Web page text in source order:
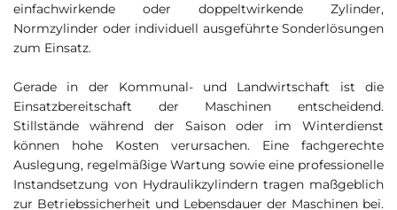
einfachwirkende oder doppeltwirkende Zylinder,
Normzylinder oder individuell ausgeführte Sonderlösungen
zum Einsatz.
Gerade in der Kommunal- und Landwirtschaft ist die
Einsatzbereitschaft der Maschinen entscheidend.
Stillstände während der Saison oder im Winterdienst
können hohe Kosten verursachen. Eine fachgerechte
Auslegung, regelmäßige Wartung sowie eine professionelle
Instandsetzung von Hydraulikzylindern tragen maßgeblich
zur Betriebssicherheit und Lebensdauer der Maschinen bei.